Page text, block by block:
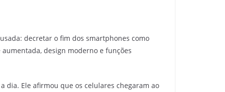
decretar o fim dos smartphones como
design moderno e funções
dia. Ele afirmou que os celulares chegaram ao